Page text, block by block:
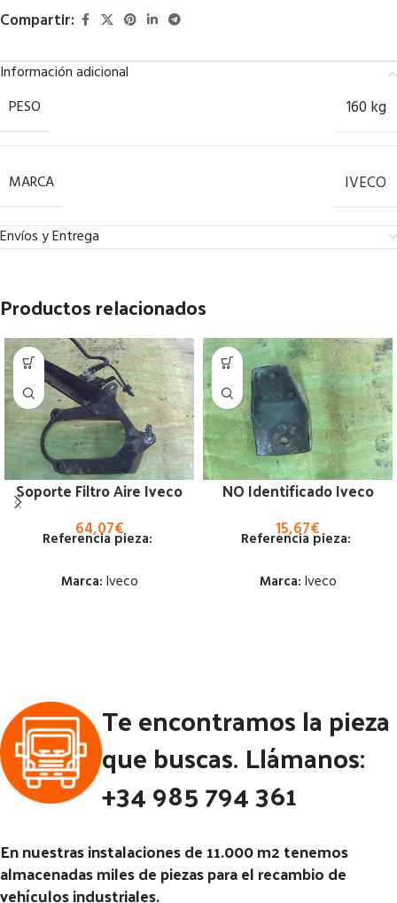
Compartir:
Información adicional
PESO
160 kg
MARCA IVECO
Envíos y Entrega
Productos relacionados
Soporte Filtro Aire Iveco
64,07€
Referencia pieza:
Marca: Iveco
Código Pieza:53231
NO Identificado Iveco
15,67€
Referencia pieza:
Marca: Iveco
Código Pieza: 52816
Te encontramos la pieza
que buscas. Llámanos:
+34 985 794 361
En nuestras instalaciones de 11.000 m2 tenemos
almacenadas miles de piezas para el recambio de
vehículos industriales.